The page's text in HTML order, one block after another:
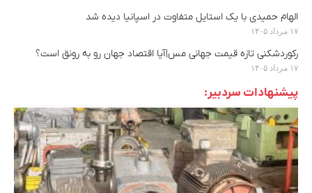
الهام حمیدی با یک استایل متفاوت در اسپانیا دیده شد
۱۷ مرداد ۱۴۰۵
رکوردشکنی تازه قیمت جهانی مس|آیا اقتصاد جهان رو به رونق است؟
۱۷ مرداد ۱۴۰۵
پیشنهادات سردبیر: